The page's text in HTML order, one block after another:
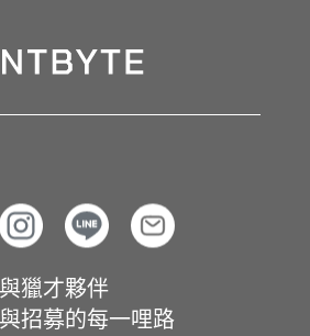
獵才夥伴
招募的每一哩路